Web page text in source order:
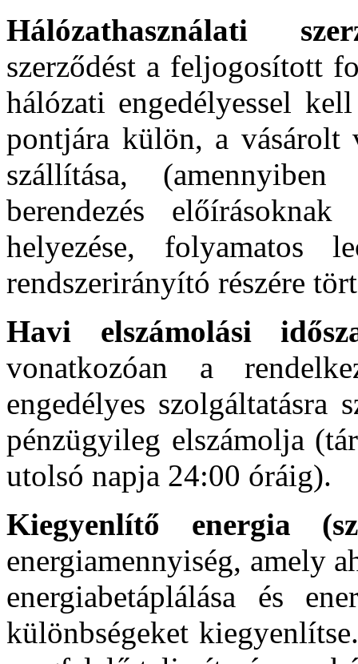
Hálózathasználati
szerződést a feljogosított
hálózati engedélyessel
pontjára külön, a vásárolt
szállítása, (amennyiben
berendezés
helyezése, folyamatos
rendszerirányító részére
Havi elszámolási
vonatkozóan a
engedélyes szolgáltatásra
pénzügyileg elszámolja
utolsó napja 24:00 óráig).
Kiegyenlítő energia
energiamennyiség, amely
energiabetáplálása és
különbségeket